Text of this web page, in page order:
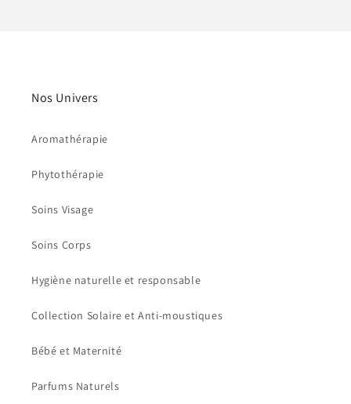
Nos Univers
Aromathérapie
Phytothérapie
Soins Visage
Soins Corps
Hygiène naturelle et responsable
Collection Solaire et Anti-moustiques
Bébé et Maternité
Parfums Naturels